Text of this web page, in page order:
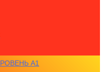
A1